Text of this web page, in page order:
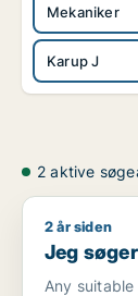
Mekaniker
Karup J
2 aktive
Jeg søger
2 år siden
Jeg
Any suitable